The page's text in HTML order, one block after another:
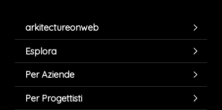
arkitectureonweb
Esplora
Per Aziende
Per Progettisti